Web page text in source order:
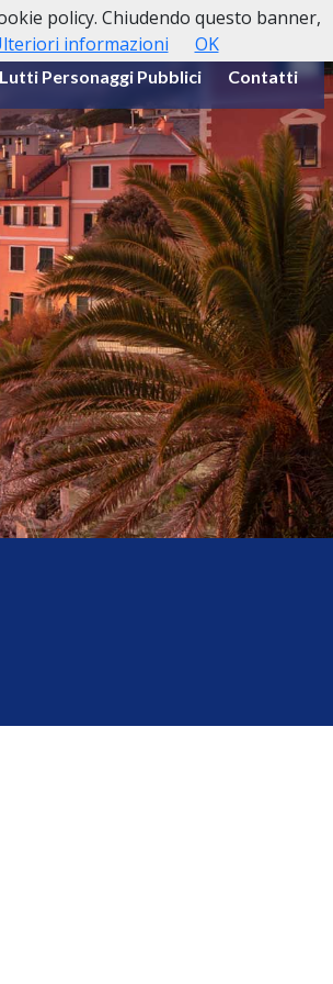
Lutti Personaggi Pubblici Contatti
policy. Chiudendo questo banner,
informazioni OK